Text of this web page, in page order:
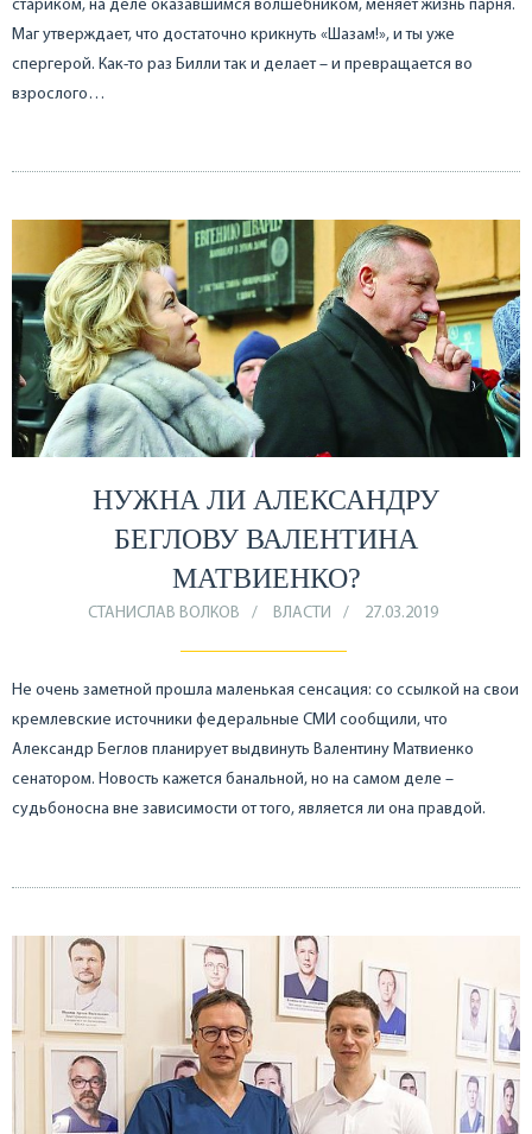
стариком, на деле оказавшимся волшебником, меняет жизнь парня.
Маг утверждает, что достаточно крикнуть «Шазам!», и ты уже
спергерой. Как-то раз Билли так и делает – и превращается во
взрослого…
НУЖНА ЛИ АЛЕКСАНДРУ
БЕГЛОВУ ВАЛЕНТИНА
МАТВИЕНКО?
СТАНИСЛАВ ВОЛКОВ ВЛАСТИ 27.03.2019
Не очень заметной прошла маленькая сенсация: со ссылкой на свои
кремлевские источники федеральные СМИ сообщили, что
Александр Беглов планирует выдвинуть Валентину Матвиенко
сенатором. Новость кажется банальной, но на самом деле –
судьбоносна вне зависимости от того, является ли она правдой.